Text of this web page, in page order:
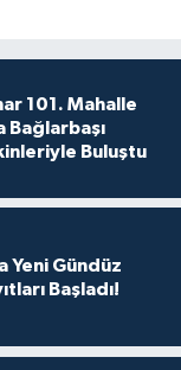
101. Mahalle
Bağlarbaşı
Buluştu
Yeni Gündüz
Başladı!